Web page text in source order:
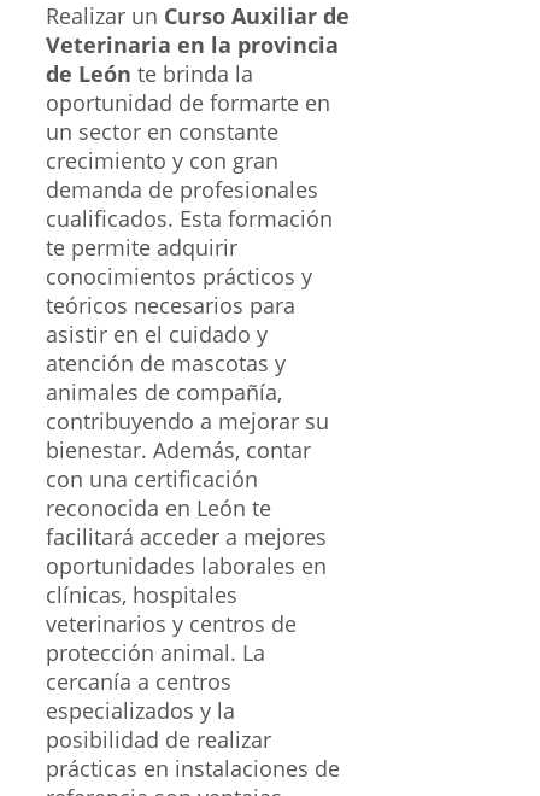
Realizar un Curso Auxiliar de
Veterinaria en la provincia
de León te brinda la
oportunidad de formarte en
un sector en constante
crecimiento y con gran
demanda de profesionales
cualificados. Esta formación
te permite adquirir
conocimientos prácticos y
teóricos necesarios para
asistir en el cuidado y
atención de mascotas y
animales de compañía,
contribuyendo a mejorar su
bienestar. Además, contar
con una certificación
reconocida en León te
facilitará acceder a mejores
oportunidades laborales en
clínicas, hospitales
veterinarios y centros de
protección animal. La
cercanía a centros
especializados y la
posibilidad de realizar
prácticas en instalaciones de